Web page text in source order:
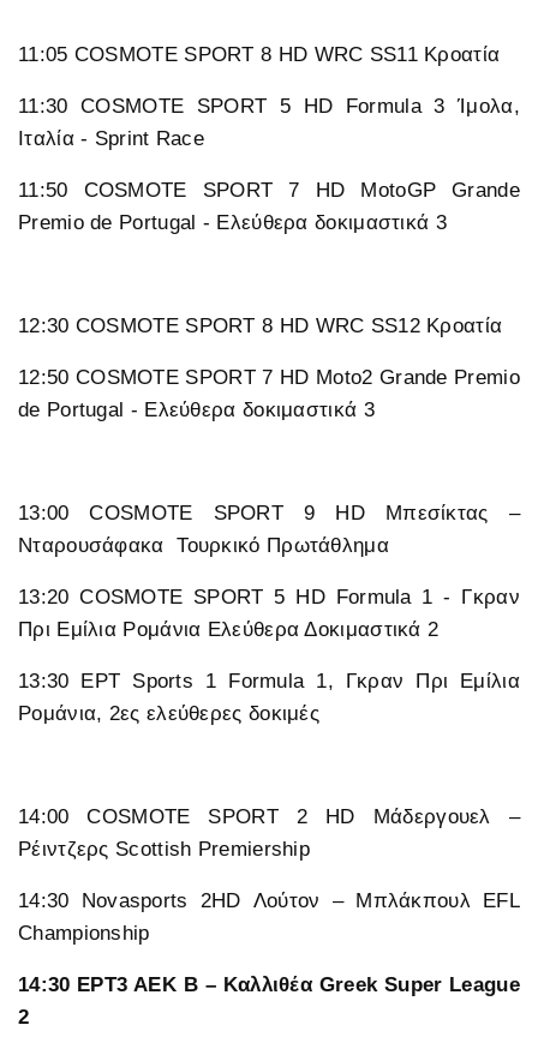
11:05 COSMOTE SPORT 8 HD WRC SS11 Κροατία
11:30 COSMOTE SPORT 5 HD Formula 3 Ίμολα,
Ιταλία - Sprint Race
11:50 COSMOTE SPORT 7 HD MotoGP Grande
Premio de Portugal - Eλεύθερα δοκιμαστικά 3
12:30 COSMOTE SPORT 8 HD WRC SS12 Κροατία
12:50 COSMOTE SPORT 7 HD Moto2 Grande Premio
de Portugal - Eλεύθερα δοκιμαστικά 3
13:00 COSMOTE SPORT 9 HD Μπεσίκτας –
Νταρουσάφακα Τουρκικό Πρωτάθλημα
13:20 COSMOTE SPORT 5 HD Formula 1 - Γκραν
Πρι Εμίλια Ρομάνια Ελεύθερα Δοκιμαστικά 2
13:30 ΕΡΤ Sports 1 Formula 1, Γκραν Πρι Εμίλια
Ρομάνια, 2ες ελεύθερες δοκιμές
14:00 COSMOTE SPORT 2 HD Μάδεργουελ –
Ρέιντζερς Scottish Premiership
14:30 Novasports 2HD Λούτον – Μπλάκπουλ EFL
Championship
14:30 ΕΡΤ3 ΑΕΚ Β – Καλλιθέα Greek Super League
2